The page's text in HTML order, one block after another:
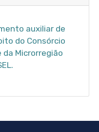
auxiliar de
do Consórcio
da Microrregião